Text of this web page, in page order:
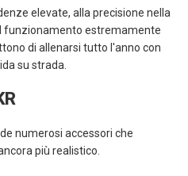
elevate, alla precisione nella
funzionamento estremamente
di allenarsi tutto l'anno con
su strada.
numerosi accessori che
più realistico.